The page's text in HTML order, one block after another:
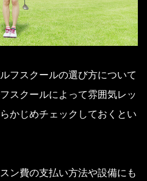
フスクールの選び方について
スクールによって雰囲気レッ
かじめチェックしておくとい
ン費の支払い方法や設備にも